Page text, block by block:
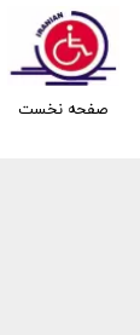
صفحه نخست